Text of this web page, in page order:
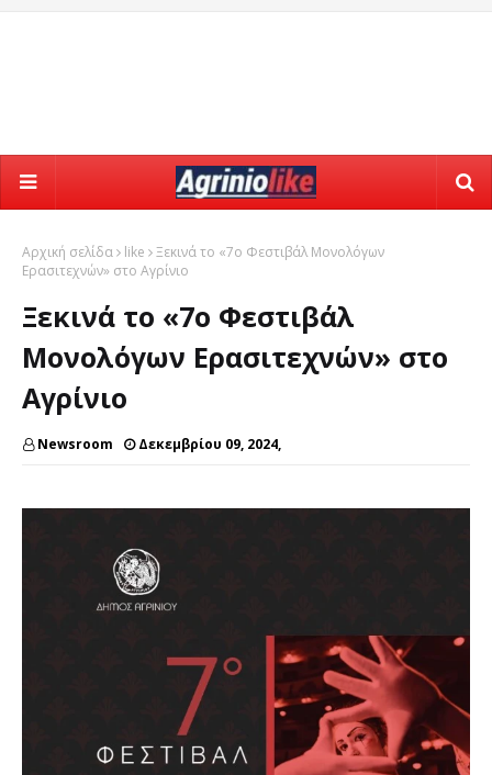
Αρχική σελίδα like
Ξεκινά το «7ο Φεστιβάλ Μονολόγων
Ερασιτεχνών» στο Αγρίνιο
Ξεκινά το «7ο Φεστιβάλ
Μονολόγων Ερασιτεχνών» στο
Αγρίνιο
Newsroom Δεκεμβρίου 09, 2024,